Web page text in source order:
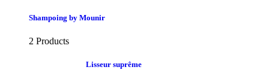
Shampoing by Mounir
2 Products
Lisseur suprême